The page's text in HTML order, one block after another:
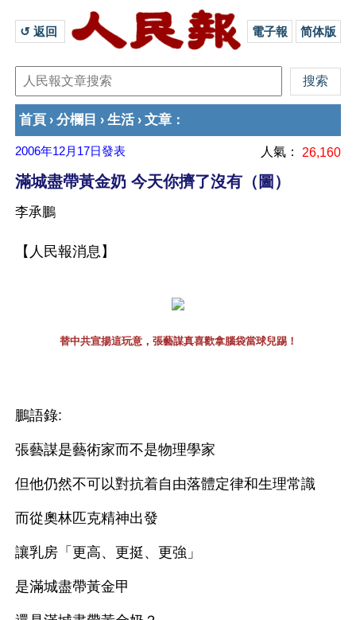
↺ 返回 電子報 简体版
首頁 › 分欄目 › 生活 › 文章 ：
2006年12月17日發表 人氣： 26,160
滿城盡帶黃金奶 今天你擠了沒有（圖）
李承鵬
【人民報消息】
替中共宣揚這玩意，張藝謀真喜歡拿腦袋當球兒踢！
鵬語錄:
張藝謀是藝術家而不是物理學家
但他仍然不可以對抗着自由落體定律和生理常識
而從奧林匹克精神出發
讓乳房「更高、更挺、更強」
是滿城盡帶黃金甲